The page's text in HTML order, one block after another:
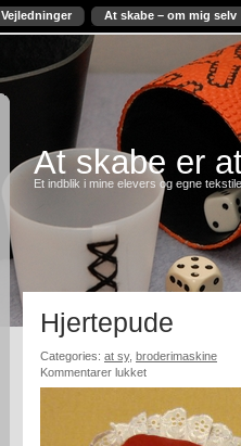
Vejledninger At skabe – om mig selv
At skabe er
Et indblik i mine elevers og egne
Hjertepude
Categories: at sy, broderimaskine
Kommentarer lukkettil
Hjertepude